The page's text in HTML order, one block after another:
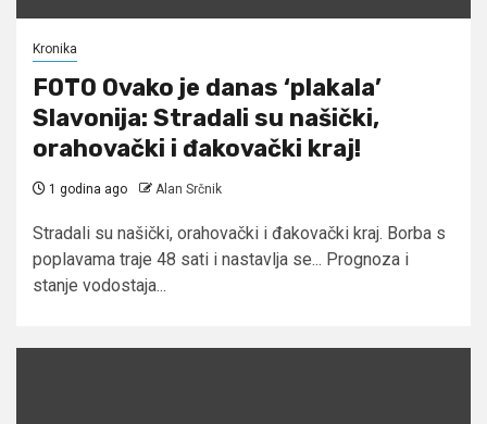
Kronika
FOTO Ovako je danas ‘plakala’
Slavonija: Stradali su našički,
orahovački i đakovački kraj!
1 godina ago Alan Srčnik
Stradali su našički, orahovački i đakovački kraj. Borba s
poplavama traje 48 sati i nastavlja se... Prognoza i
stanje vodostaja...